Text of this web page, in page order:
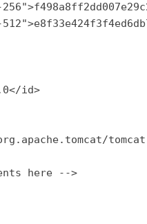
id>
here -->